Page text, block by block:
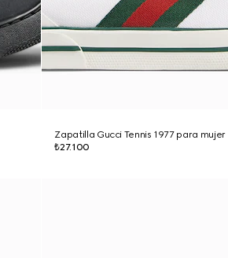
Zapatilla Gucci Tennis 1977 para mujer
₺27.100